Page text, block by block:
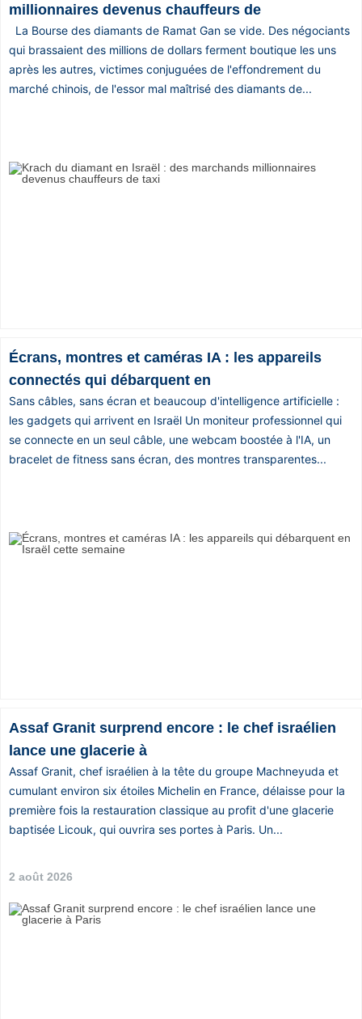
millionnaires devenus chauffeurs de
La Bourse des diamants de Ramat Gan se vide. Des négociants
qui brassaient des millions de dollars ferment boutique les uns
après les autres, victimes conjuguées de l'effondrement du
marché chinois, de l'essor mal maîtrisé des diamants de...
Écrans, montres et caméras IA : les appareils
connectés qui débarquent en
Sans câbles, sans écran et beaucoup d'intelligence artificielle :
les gadgets qui arrivent en Israël Un moniteur professionnel qui
se connecte en un seul câble, une webcam boostée à l'IA, un
bracelet de fitness sans écran, des montres transparentes...
Assaf Granit surprend encore : le chef israélien
lance une glacerie à
Assaf Granit, chef israélien à la tête du groupe Machneyuda et
cumulant environ six étoiles Michelin en France, délaisse pour la
première fois la restauration classique au profit d'une glacerie
baptisée Licouk, qui ouvrira ses portes à Paris. Un...
2 août 2026